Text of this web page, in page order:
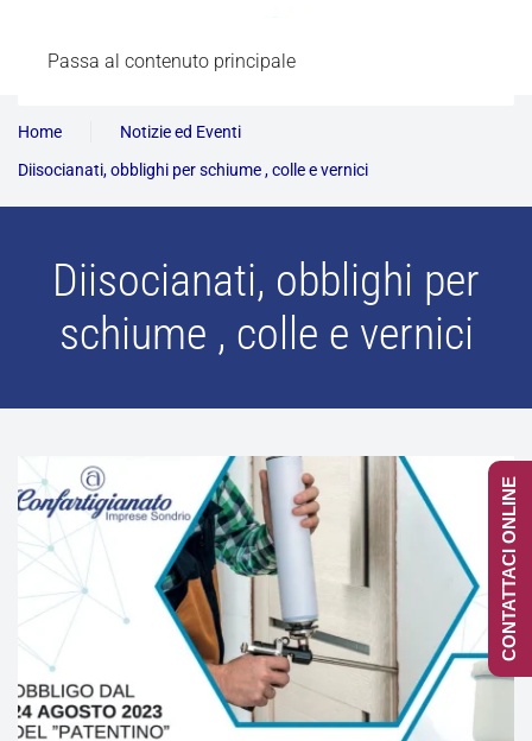
Passa al contenuto principale
Home
Notizie ed Eventi
Diisocianati, obblighi per schiume , colle e vernici
Diisocianati, obblighi per
schiume , colle e vernici
CONTATTACI ONLINE